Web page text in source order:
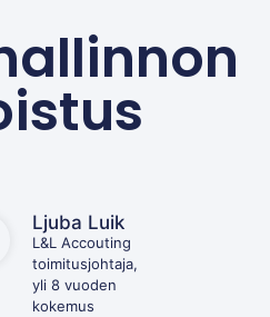
Ljuba Luik
L&L Accouting
toimitusjohtaja,
yli 8 vuoden
kokemus